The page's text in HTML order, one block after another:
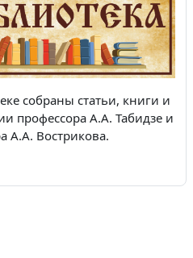
собраны статьи, книги и
профессора А.А. Табидзе и
А.А. Вострикова.